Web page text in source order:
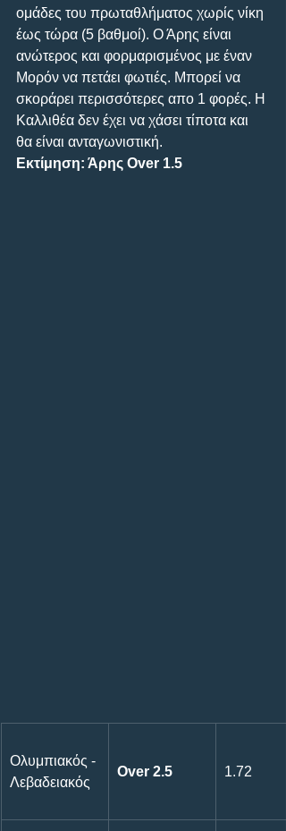
ομάδες του πρωταθλήματος χωρίς νίκη
έως τώρα (5 βαθμοί). Ο Άρης είναι
ανώτερος και φορμαρισμένος με έναν
Μορόν να πετάει φωτιές. Μπορεί να
σκοράρει περισσότερες απο 1 φορές. Η
Καλλιθέα δεν έχει να χάσει τίποτα και
θα είναι ανταγωνιστική.
Εκτίμηση: Άρης Over 1.5
Ολυμπιακός -
Λεβαδειακός
Over 2.5 1.72